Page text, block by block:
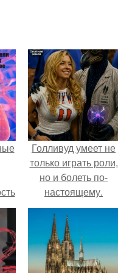
Голливуд умеет не
только играть роли,
но и болеть по-
настоящему.